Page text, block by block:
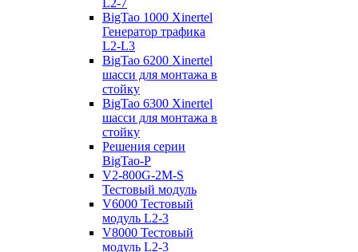
L2-7
BigTao 1000 Xinertel
Генератор трафика
L2-L3
BigTao 6200 Xinertel
шасси для монтажа в
стойку
BigTao 6300 Xinertel
шасси для монтажа в
стойку
Решения серии
BigTao-P
V2-800G-2M-S
Тестовый модуль
V6000 Тестовый
модуль L2-3
V8000 Тестовый
модуль L2-3